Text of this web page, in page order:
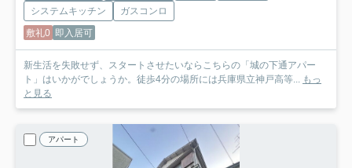
システムキッチン
ガスコンロ
敷礼0 即入居可
新生活を失敗せず、スタートさせたいならこちらの「城の下通アパー
ト」はいかがでしょうか。徒歩4分の場所には兵庫県立神戸高等...
もっ
と見る
アパート